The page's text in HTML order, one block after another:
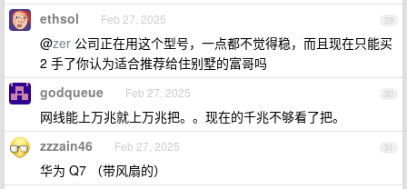
29
ethsol Feb 27, 2025
@zer 公司正在用这个型号，一点都不觉得稳，而且现在只能买
2 手了你认为适合推荐给住别墅的富哥吗
30
godqueue Feb 27, 2025
网线能上万兆就上万兆把。。现在的千兆不够看了把。
31
zzzain46 Feb 27, 2025
华为 Q7 （带风扇的）